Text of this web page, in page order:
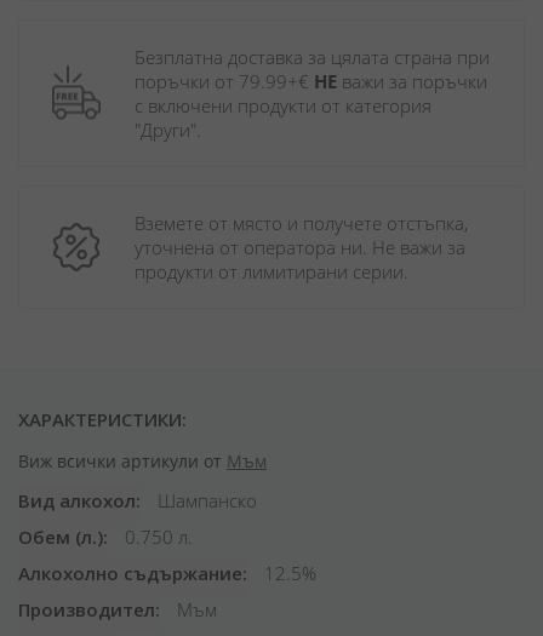
Безплатна доставка за цялата страна при
поръчки от 79.99+€ НЕ важи за поръчки
с включени продукти от категория
"Други".
Вземете от място и получете отстъпка,
уточнена от оператора ни. Не важи за
продукти от лимитирани серии.
ХАРАКТЕРИСТИКИ:
Виж всички артикули от Мъм
Вид алкохол
Шампанско
Обем (л.)
0.750 л.
Алкохолно съдържание
12.5%
Производител
Мъм